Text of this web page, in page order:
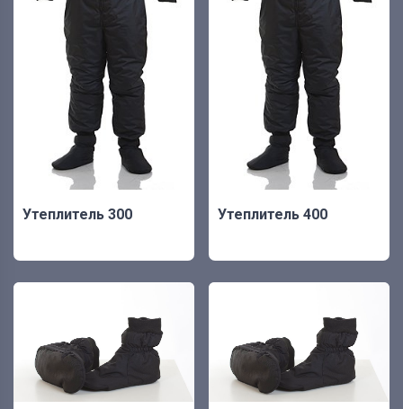
Утеплитель 300 Утеплитель 400